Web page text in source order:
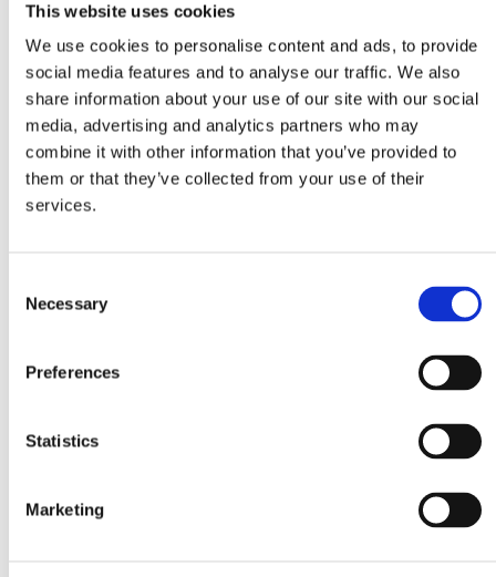
This website uses cookies
We use cookies to personalise content and ads, to provide
social media features and to analyse our traffic. We also
share information about your use of our site with our social
media, advertising and analytics partners who may
combine it with other information that you’ve provided to
them or that they’ve collected from your use of their
services.
Selection
Necessary
Preferences
Statistics
Marketing
1 πακέτο Ριγκατόνι Μιτσίδη (500γρ)
1 κιλό ντοματίνια, κομμένα κατά το ήμισυ
2 κουταλιές ελαιόλαδο
1 κρεμμύδι, ψιλοκομμένο
1 κουταλάκι καπνιστή πάπρικα
1 κουταλάκι γλυκιά πάπρικα
½ κουταλάκι νιφάδες τσίλι
1 κουταλάκι αλάτι
1 κουταλιά ξηρό εστραγκόν ή βασιλικό